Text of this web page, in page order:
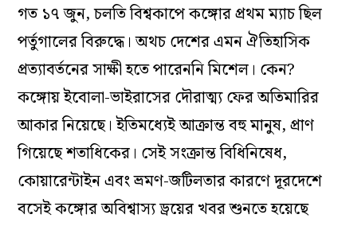
গত ১৭ জুন, চলতি বিশ্বকাপে কঙ্গোর প্রথম ম্যাচ ছিল
পর্তুগালের বিরুদ্ধে। অথচ দেশের এমন ঐতিহাসিক
প্রত্যাবর্তনের সাক্ষী হতে পারেননি মিশেল। কেন?
কঙ্গোয় ইবোলা-ভাইরাসের দৌরাত্ম্য ফের অতিমারির
আকার নিয়েছে। ইতিমধ্যেই আক্রান্ত বহু মানুষ, প্রাণ
গিয়েছে শতাধিকের। সেই সংক্রান্ত বিধিনিষেধ,
কোয়ারেন্টাইন এবং ভ্রমণ-জটিলতার কারণে দূরদেশে
বসেই কঙ্গোর অবিশ্বাস্য ড্রয়ের খবর শুনতে হয়েছে